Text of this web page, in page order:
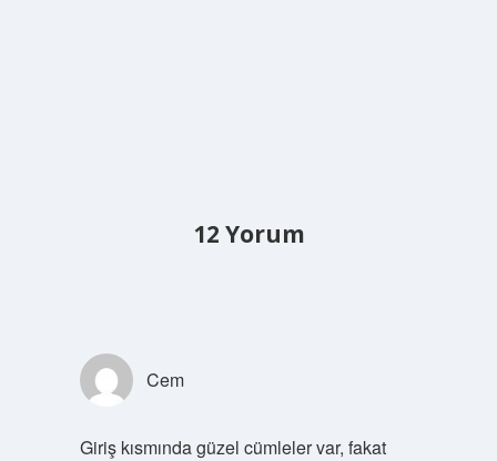
12 Yorum
Cem
Giriş kısmında güzel cümleler var, fakat